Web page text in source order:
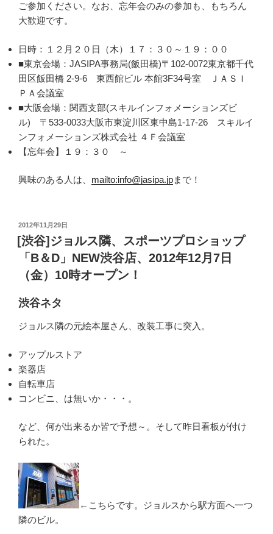
ご参加ください。なお、忘年会のみの参加も、もちろん
大歓迎です。
日時：１２月２０日（木）１７：３０～１９：００
■東京会場：JASIPA事務局(飯田橋)〒102-0072東京都千代
田区飯田橋 2-9-6 東西館ビル 本館3F34号室 ＪＡＳＩ
ＰＡ会議室
■大阪会場：関西支部(スキルインフォメーションズビ
ル) 〒533-0033大阪市東淀川区東中島1-17-26 スキルイ
ンフォメーションズ株式会社 ４Ｆ会議室
【忘年会】１９：３０ ～
興味のある人は、 mailto:info@jasipa.jpまで！
投
稿
日:
2012年11月29日
[渋谷]ジョルス隣、スポーツプロショップ
「B＆D」NEW渋谷店、2012年12月7日
（金）10時オープン！
渋谷ネタ
ジョルス隣の元絵本屋さん、改装工事に突入。
アップルストア
楽器店
自転車店
コンビニ、は無いか・・・。
など、何が出来るか皆で予想～。そして昨日看板が付け
られた。
←こちらです。ジョルスから駅方面へ一つ
隣のビル。